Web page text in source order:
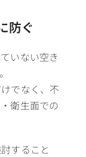
防ぐ
いない空き
でなく、不
衛生面での
すること